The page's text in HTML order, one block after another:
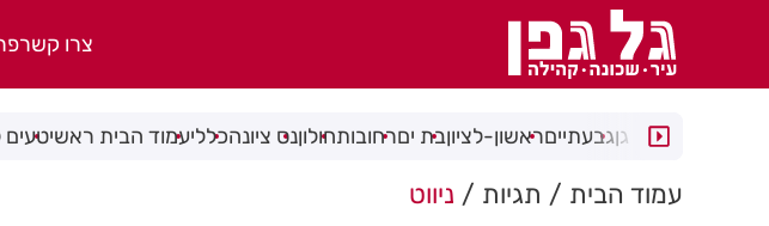
צרו קשר
רמת גןגבעתייםראשון-לציוןבת יםרחובותחולוןנס ציונהכלליעמוד הבית ראשיטעים
עמוד הבית תגיות ניווט